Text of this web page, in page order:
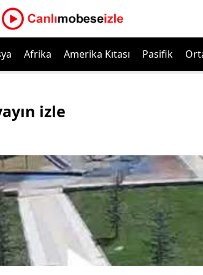
Afrika Amerika Kıtası Pasifik
izle